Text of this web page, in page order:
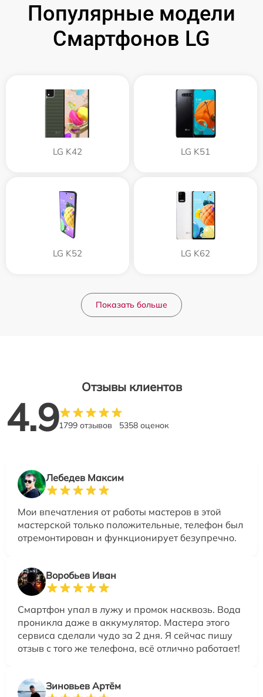
Популярные модели
Смартфонов LG
LG K42 LG K51
LG K52 LG K62
Показать больше
Отзывы клиентов
4.91799 отзывов 5358 оценок
Лебедев Максим
Мои впечатления от работы мастеров в этой
мастерской только положительные, телефон был
отремонтирован и функционирует безупречно.
Воробьев Иван
Смартфон упал в лужу и промок насквозь. Вода
проникла даже в аккумулятор. Мастера этого
сервиса сделали чудо за 2 дня. Я сейчас пишу
отзыв с того же телефона, всё отлично работает!
Зиновьев Артём